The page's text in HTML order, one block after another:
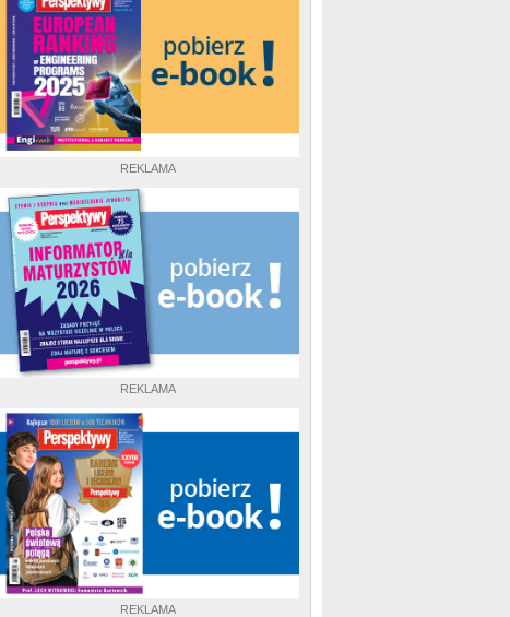
REKLAMA
REKLAMA
REKLAMA